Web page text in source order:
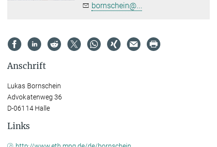
bornschein@...
Anschrift
Lukas Bornschein
Advokatenweg 36
D-06114 Halle
Links